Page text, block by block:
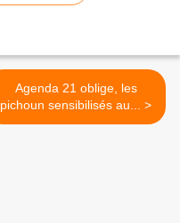
Agenda 21 oblige, les
pichoun sensibilisés au... >